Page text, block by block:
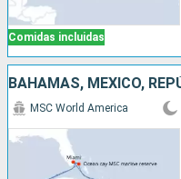
Comidas incluidas
MSC World America